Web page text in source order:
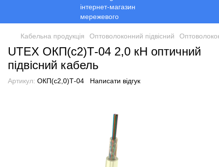
Кабельна продукція Оптоволоконний підвісний
UTEX ОКП(с2)Т-04 2,0 кН оптичний
підвісний кабель
Артикул: ОКП(с2,0)Т-04 Написати відгук